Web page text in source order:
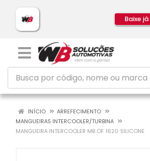
Baixe
INÍCIO
ARREFECIMENTO
MANGUEIRAS INTERCOOLER/TURBINA
MANGUEIRA INTERCOOLER MB OF 1620 SILICONE